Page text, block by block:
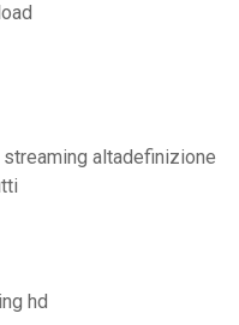
altadefinizione
hd